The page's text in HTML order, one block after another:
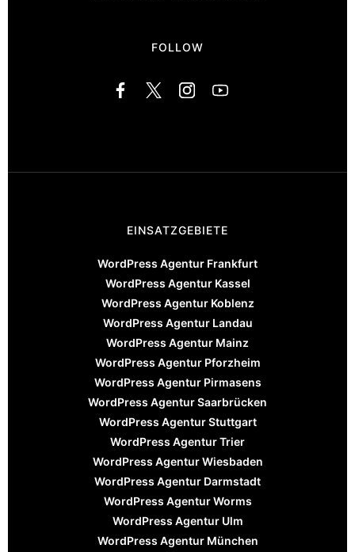
FOLLOW
EINSATZGEBIETE
WordPress Agentur Frankfurt
WordPress Agentur Kassel
WordPress Agentur Koblenz
WordPress Agentur Landau
WordPress Agentur Mainz
WordPress Agentur Pforzheim
WordPress Agentur Pirmasens
WordPress Agentur Saarbrücken
WordPress Agentur Stuttgart
WordPress Agentur Trier
WordPress Agentur Wiesbaden
WordPress Agentur Darmstadt
WordPress Agentur Worms
WordPress Agentur Ulm
WordPress Agentur München